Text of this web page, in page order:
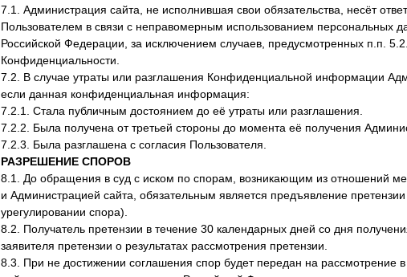
7.1. Администрация сайта, не исполнившая свои обязательства, несёт
Пользователем в связи с неправомерным использованием персональных
Российской Федерации, за исключением случаев, предусмотренных п.п.
Конфиденциальности.
7.2. В случае утраты или разглашения Конфиденциальной информации
если данная конфиденциальная информация:
7.2.1. Стала публичным достоянием до её утраты или разглашения.
7.2.2. Была получена от третьей стороны до момента её получения
7.2.3. Была разглашена с согласия Пользователя.
РАЗРЕШЕНИЕ СПОРОВ
8.1. До обращения в суд с иском по спорам, возникающим из отношений
и Администрацией сайта, обязательным является предъявление
урегулировании спора).
8.2. Получатель претензии в течение 30 календарных дней со дня
заявителя претензии о результатах рассмотрения претензии.
8.3. При не достижении соглашения спор будет передан на рассмотрение в